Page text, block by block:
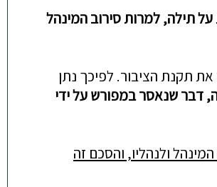
תילה, למרות סירוב המינהל
את תקנת הציבור. לפיכך נתן
דבר שנאסר במפורש על ידי
ולנהליו, והסכם זה